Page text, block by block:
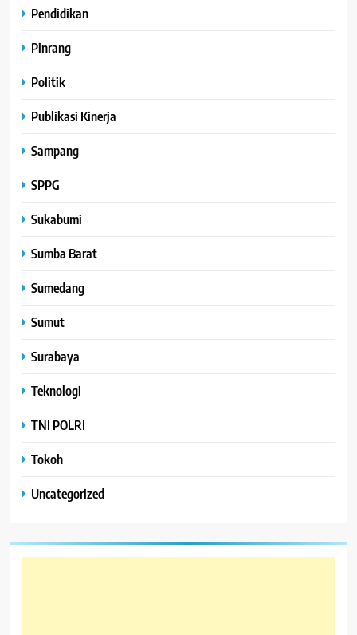
Pendidikan
Pinrang
Politik
Publikasi Kinerja
Sampang
SPPG
Sukabumi
Sumba Barat
Sumedang
Sumut
Surabaya
Teknologi
TNI POLRI
Tokoh
Uncategorized